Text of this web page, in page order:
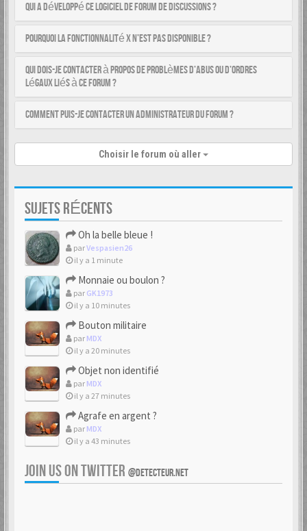
Qui a développé ce logiciel de forum de discussions ?
Pourquoi la fonctionnalité X n’est pas disponible ?
Qui dois-je contacter à propos de problèmes d’abus ou d’ordres
légaux liés à ce forum ?
Comment puis-je contacter un administrateur du forum ?
Choisir le forum où aller
SUJETS RÉCENTS
Oh la belle bleue !
parVespasien26
il y a 1 minute
Monnaie ou boulon ?
par GK1973
il y a 10 minutes
Bouton militaire
par MDX
il y a 20 minutes
Objet non identifié
par MDX
il y a 27 minutes
Agrafe en argent ?
par MDX
il y a 43 minutes
JOIN US ON TWITTER @DETECTEUR.NET